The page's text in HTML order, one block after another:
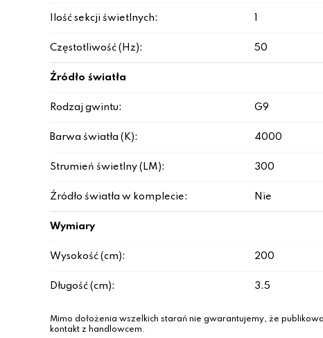
Ilość sekcji świetlnych:
Częstotliwość (Hz): 50
Źródło światła
Rodzaj gwintu: G9
Barwa światła (K): 4000
Strumień świetlny (LM): 300
Źródło światła w komplecie: Nie
Wymiary
Wysokość (cm): 200
Długość (cm): 3.5
Mimo dołożenia wszelkich starań nie gwarantujemy, że
kontakt z handlowcem.